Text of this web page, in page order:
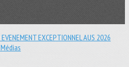
EVENEMENT EXCEPTIONNELAUS 2026
Médias